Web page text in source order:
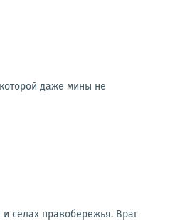
даже мины не
сёлах правобережья. Враг